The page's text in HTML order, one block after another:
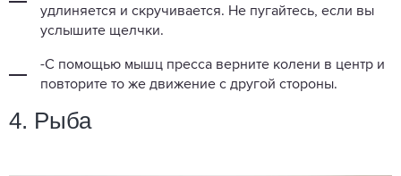
удлиняется и скручивается. Не пугайтесь, если вы
услышите щелчки.
-С помощью мышц пресса верните колени в центр и
повторите то же движение с другой стороны.
4. Рыба